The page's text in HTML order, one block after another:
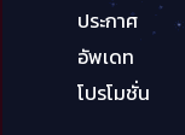
ประกาศ
อัพเดท
โปรโมชั่น